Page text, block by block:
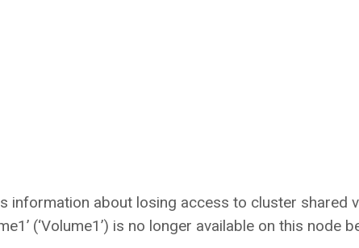
information about losing access to cluster shared
(‘Volume1’) is no longer available on this node